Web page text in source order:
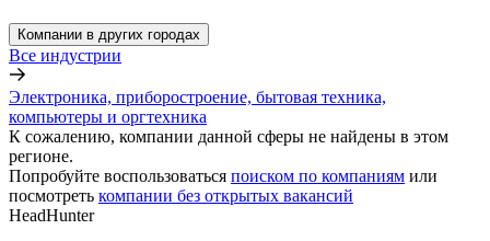
Компании в других городах
Все индустрии
Электроника, приборостроение, бытовая техника,
компьютеры и оргтехника
К сожалению, компании данной сферы не найдены в этом
регионе.
Попробуйте воспользоваться поиском по компаниям или
посмотреть компании без открытых вакансий
HeadHunter